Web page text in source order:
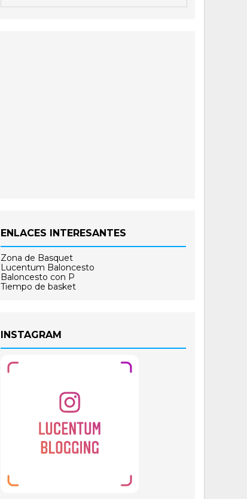
ENLACES INTERESANTES
Zona de Basquet
Lucentum Baloncesto
Baloncesto con P
Tiempo de basket
INSTAGRAM